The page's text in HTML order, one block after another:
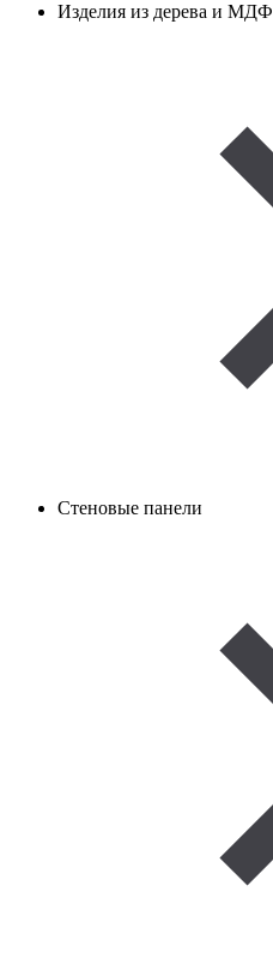
Изделия из дерева и МДФ
Стеновые панели